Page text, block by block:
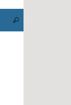
Search